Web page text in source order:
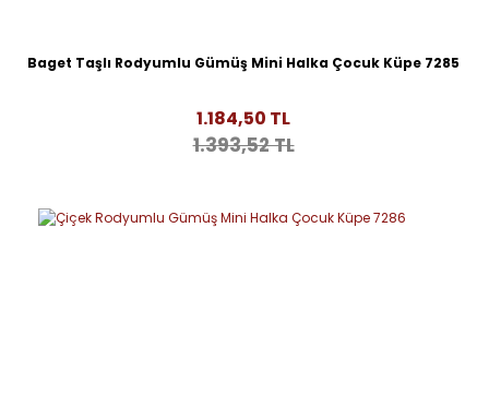
Baget Taşlı Rodyumlu Gümüş Mini Halka Çocuk Küpe 7285
1.184,50 TL
1.393,52 TL